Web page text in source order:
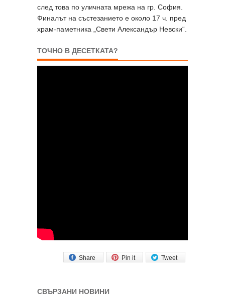
след това по уличната мрежа на гр. София.
Финалът на състезанието е около 17 ч. пред
храм-паметника „Свети Александър Невски“.
ТОЧНО В ДЕСЕТКАТА?
Tweet
Pin it
Share
СВЪРЗАНИ НОВИНИ